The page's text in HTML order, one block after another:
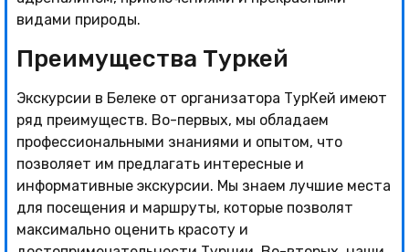
видами природы.
Преимущества Туркей
Экскурсии в Белеке от организатора ТурКей имеют
ряд преимуществ. Во-первых, мы обладаем
профессиональными знаниями и опытом, что
позволяет им предлагать интересные и
информативные экскурсии. Мы знаем лучшие места
для посещения и маршруты, которые позволят
максимально оценить красоту и